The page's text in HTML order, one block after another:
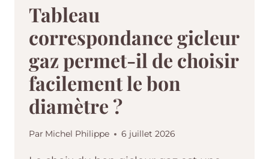
Tableau
correspondance gicleur
gaz permet-il de choisir
facilement le bon
diamètre ?
Par Michel Philippe 6 juillet 2026